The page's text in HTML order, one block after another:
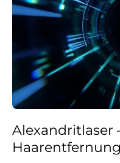
Alexandritlaser